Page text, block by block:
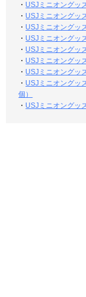
・ USJミニオングッ
・ USJミニオングッ
・ USJミニオングッ
・ USJミニオングッ
・ USJミニオングッ
・ USJミニオングッ
・ USJミニオングッ
・ USJミニオングッ
個）
・ USJミニオングッ